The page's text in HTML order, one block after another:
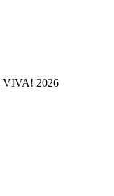
VIVA! 2026